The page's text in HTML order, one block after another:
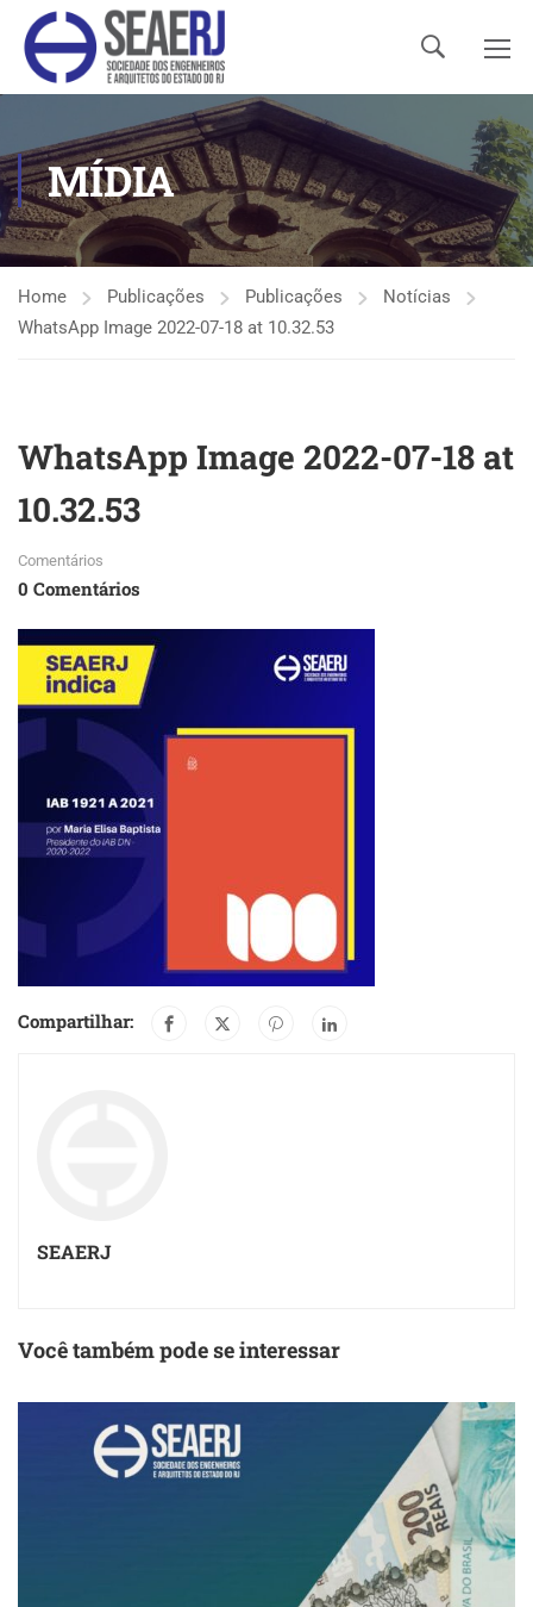
MÍDIA
Home Publicações Publicações
Notícias
WhatsApp Image 2022-07-18 at 10.32.53
WhatsApp Image 2022-07-18 at
10.32.53
Comentários
0 Comentários
Compartilhar:
SEAERJ
Você também pode se interessar